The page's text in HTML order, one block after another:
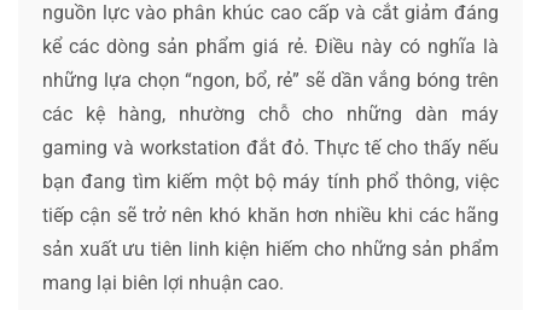
nguồn lực vào phân khúc cao cấp và cắt giảm đáng
kể các dòng sản phẩm giá rẻ. Điều này có nghĩa là
những lựa chọn “ngon, bổ, rẻ” sẽ dần vắng bóng trên
các kệ hàng, nhường chỗ cho những dàn máy
gaming và workstation đắt đỏ. Thực tế cho thấy nếu
bạn đang tìm kiếm một bộ máy tính phổ thông, việc
tiếp cận sẽ trở nên khó khăn hơn nhiều khi các hãng
sản xuất ưu tiên linh kiện hiếm cho những sản phẩm
mang lại biên lợi nhuận cao.